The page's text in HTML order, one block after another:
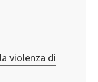
violenza di